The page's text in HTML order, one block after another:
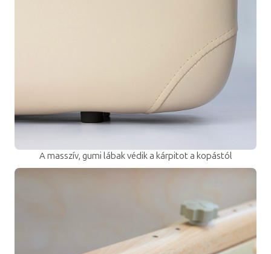
A masszív, gumi lábak védik a kárpitot a kopástól